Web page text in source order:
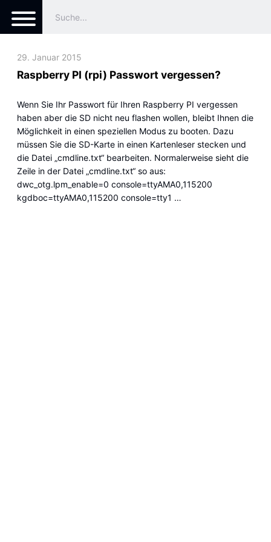
29. Januar 2015
Raspberry PI (rpi) Passwort vergessen?
Wenn Sie Ihr Passwort für Ihren Raspberry PI vergessen
haben aber die SD nicht neu flashen wollen, bleibt Ihnen die
Möglichkeit in einen speziellen Modus zu booten. Dazu
müssen Sie die SD-Karte in einen Kartenleser stecken und
die Datei „cmdline.txt“ bearbeiten. Normalerweise sieht die
Zeile in der Datei „cmdline.txt“ so aus:
dwc_otg.lpm_enable=0 console=ttyAMA0,115200
kgdboc=ttyAMA0,115200 console=tty1 …